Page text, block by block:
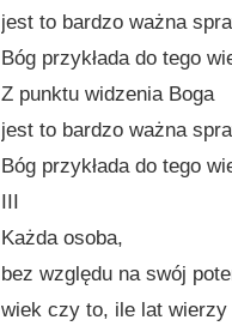
jest to bardzo ważna
Bóg przykłada do tego
Z punktu widzenia Boga
jest to bardzo ważna
Bóg przykłada do tego
III
Każda osoba,
bez względu na swój
wiek czy to, ile lat wierzy